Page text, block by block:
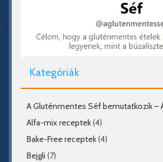
Kategóriák
A Gluténmentes Séf bemutatkozik –
Alfa-mix receptek(4)
Bake-Free receptek(4)
Bejgli (7)